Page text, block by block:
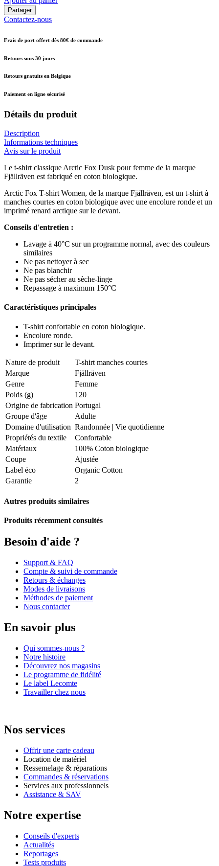
Partager
Contactez-nous
Frais de port offert dès 80€ de commande
Retours sous 30 jours
Retours gratuits en Belgique
Paiement en ligne sécurisé
Détails du produit
Description
Informations techniques
Avis sur le produit
Le t-shirt classique Arctic Fox Dusk pour femme de la marque
Fjällräven est fabriqué en coton biologique.
Arctic Fox T-shirt Women, de la marque Fjällräven, est un t-shirt à
manches courtes en coton biologique avec une encolure ronde et un
imprimé renard arctique sur le devant.
Conseils d'entretien :
Lavage à 40°C sur un programme normal, avec des couleurs
similaires
Ne pas nettoyer à sec
Ne pas blanchir
Ne pas sécher au sèche-linge
Repassage à maximum 150°C
Caractéristiques principales
T-shirt confortable en coton biologique.
Encolure ronde.
Imprimer sur le devant.
Nature de produit
T-shirt manches courtes
Marque
Fjällräven
Genre
Femme
Poids (g)
120
Origine de fabrication Portugal
Groupe d'âge
Adulte
Domaine d'utilisation Randonnée | Vie quotidienne
Propriétés du textile
Confortable
Matériaux
100% Coton biologique
Coupe
Ajustée
Label éco
Organic Cotton
Garantie
2
Autres produits similaires
Produits récemment consultés
Besoin d'aide ?
Support & FAQ
Compte & suivi de commande
Retours & échanges
Modes de livraisons
Méthodes de paiement
Nous contacter
En savoir plus
Qui sommes-nous ?
Notre histoire
Découvrez nos magasins
Le programme de fidélité
Le label Lecomte
Travailler chez nous
Nos services
Offrir une carte cadeau
Location de matériel
Ressemelage & réparations
Commandes & réservations
Services aux professionnels
Assistance & SAV
Notre expertise
Conseils d'experts
Actualités
Reportages
Tests produits